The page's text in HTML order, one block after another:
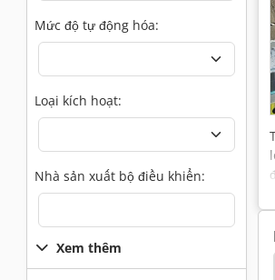
Mức độ tự động hóa:
Loại kích hoạt:
Nhà sản xuất bộ điều khiển:
Xem thêm
Claas Unitrac St 30 Kubota St 30